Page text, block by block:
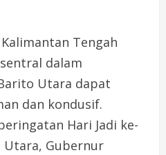
Tengah
dalam
Utara dapat
dan kondusif.
Hari Jadi ke-
Utara, Gubernur